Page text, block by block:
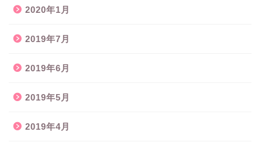
2020年1月
2019年7月
2019年6月
2019年5月
2019年4月